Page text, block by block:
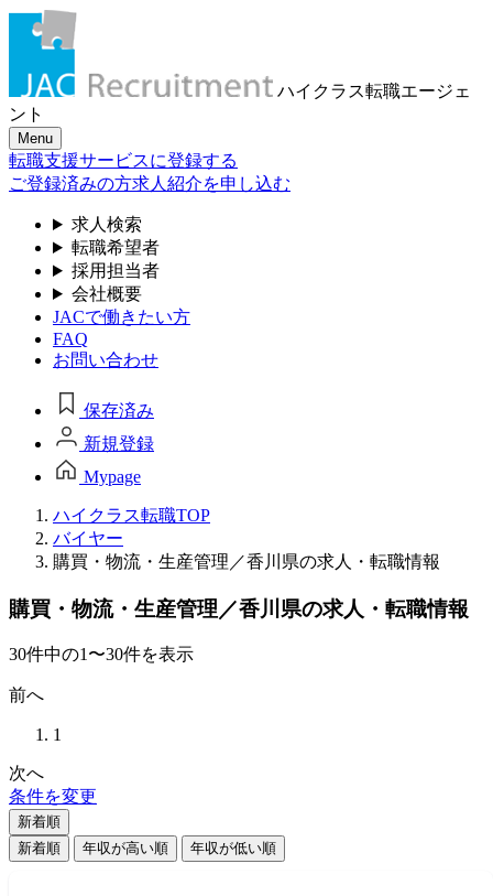
ハイクラス転職エージェ
ント
Menu
転職支援サービスに登録する
ご登録済みの方求人紹介を申し込む
求人検索
転職希望者
採用担当者
会社概要
JACで働きたい方
FAQ
お問い合わせ
保存済み
新規登録
Mypage
ハイクラス転職TOP
バイヤー
購買・物流・生産管理／香川県の求人・転職情報
購買・物流・生産管理／香川県の求人・転職情報
30件中の1〜30件を表示
前へ
1
次へ
条件を変更
新着順
新着順
年収が高い順 年収が低い順